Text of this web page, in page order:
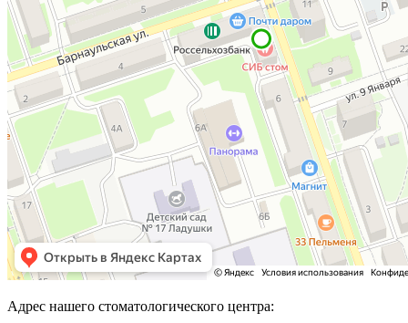
Адрес нашего стоматологического центра: